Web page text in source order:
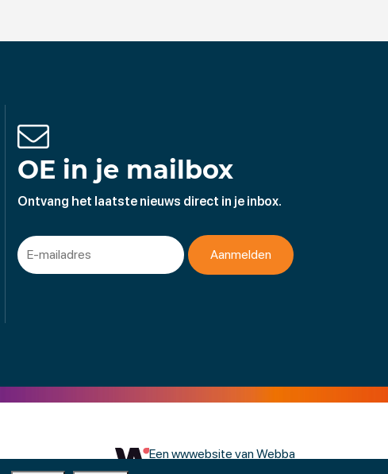
OE in je mailbox
Ontvang het laatste nieuws direct in je inbox.
Een wwwebsite van Webba